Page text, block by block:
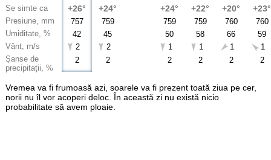
Se simte ca
Presiune, mm
Umiditate, %
Vânt, m/s
Șanse de
precipitații, %
+26°
757
42
2
2
+24°
759
45
2
2
+24°
759
50
1
2
+22°
759
58
1
2
+20°
760
66
1
2
+23°
760
59
1
2
Vremea va fi frumoasă azi, soarele va fi prezent toată ziua pe cer,
norii nu îl vor acoperi deloc. În această zi nu există nicio
probabilitate să avem ploaie.